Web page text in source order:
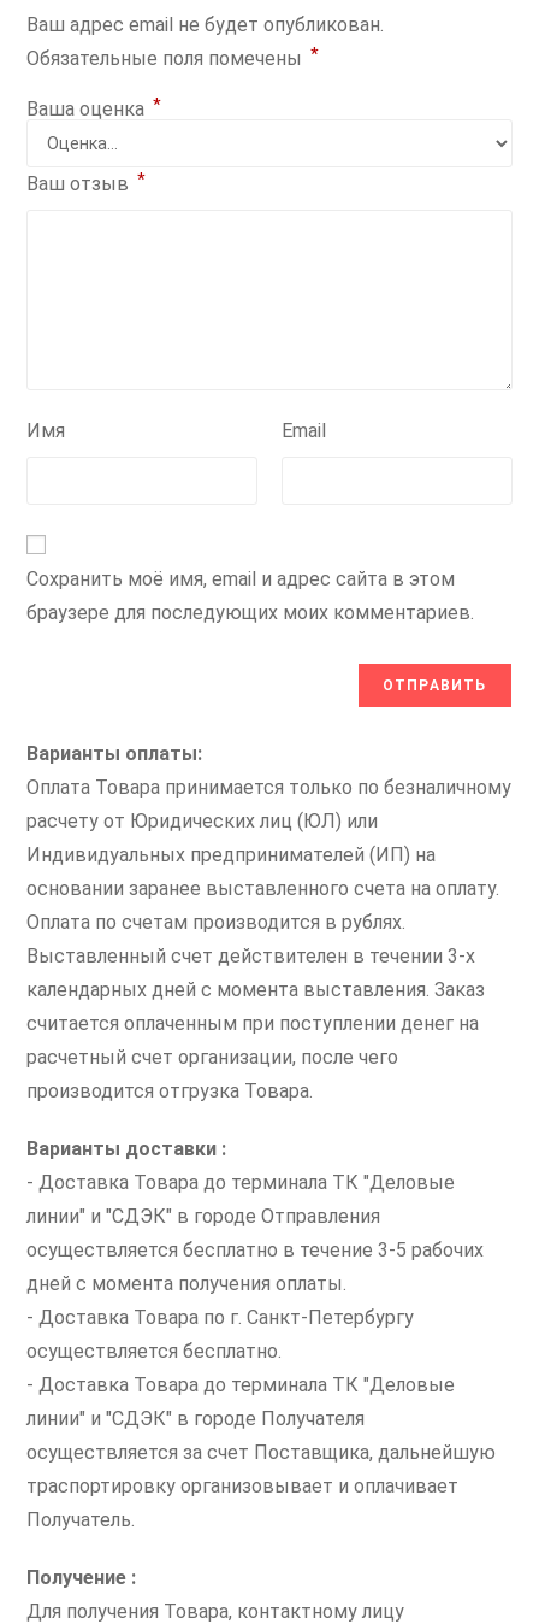
Ваш адрес email не будет опубликован.
Обязательные поля помечены *
Ваша оценка *
Ваш отзыв *
Имя Email
Сохранить моё имя, email и адрес сайта в этом
браузере для последующих моих комментариев.
Варианты оплаты:
Оплата Товара принимается только по безналичному
расчету от Юридических лиц (ЮЛ) или
Индивидуальных предпринимателей (ИП) на
основании заранее выставленного счета на оплату.
Оплата по счетам производится в рублях.
Выставленный счет действителен в течении 3-х
календарных дней с момента выставления. Заказ
считается оплаченным при поступлении денег на
расчетный счет организации, после чего
производится отгрузка Товара.
Варианты доставки :
- Доставка Товара до терминала ТК "Деловые
линии" и "СДЭК" в городе Отправления
осуществляется бесплатно в течение 3-5 рабочих
дней с момента получения оплаты.
- Доставка Товара по г. Санкт-Петербургу
осуществляется бесплатно.
- Доставка Товара до терминала ТК "Деловые
линии" и "СДЭК" в городе Получателя
осуществляется за счет Поставщика, дальнейшую
траспортировку организовывает и оплачивает
Получатель.
Получение :
Для получения Товара, контактному лицу